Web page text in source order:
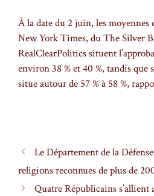
À la date du 2 juin, les moyennes
New York Times, du The Silver
RealClearPolitics situent
environ 38 % et 40 %, tandis que
situe autour de 57 % à 58 %,
Le Département de la
religions reconnues de plus de
Quatre Républicains s’allient